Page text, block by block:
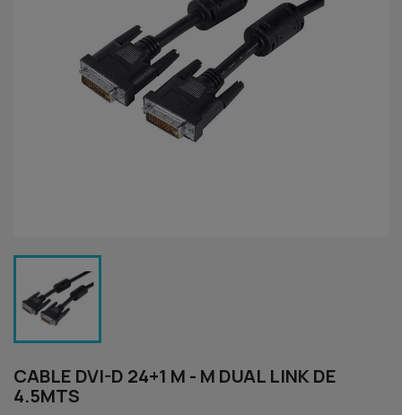
CABLE DVI-D 24+1 M - M DUAL LINK DE
4.5MTS